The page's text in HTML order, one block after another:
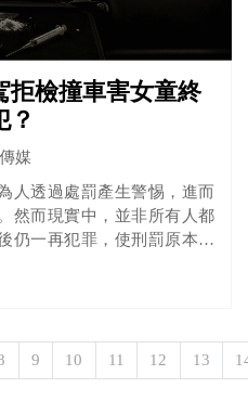
拒檢撞車害女童終
？
媒
人透過處罰產生警惕，進而
然而現實中，並非所有人都
仍一再犯罪，使刑罰原本的
9 10 11 12 13